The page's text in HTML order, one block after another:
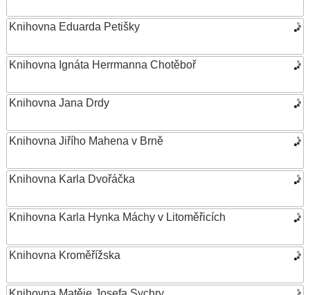
Knihovna Eduarda Petišky
Knihovna Ignáta Herrmanna Chotěboř
Knihovna Jana Drdy
Knihovna Jiřího Mahena v Brně
Knihovna Karla Dvořáčka
Knihovna Karla Hynka Máchy v Litoměřicích
Knihovna Kroměřížska